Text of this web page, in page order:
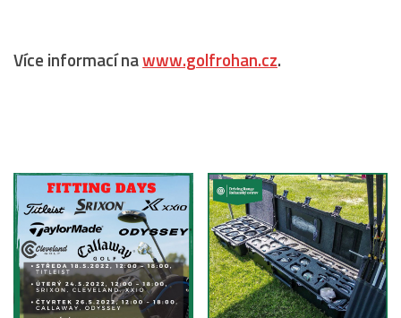
Více informací nawww.golfrohan.cz.